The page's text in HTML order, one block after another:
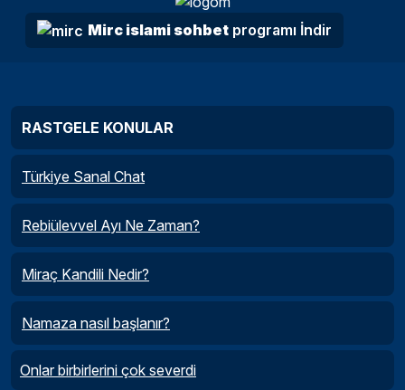
Mirc islami sohbet programı İndir
RASTGELE KONULAR
Türkiye Sanal Chat
Rebiülevvel Ayı Ne Zaman?
Miraç Kandili Nedir?
Namaza nasıl başlanır?
Onlar birbirlerini çok severdi